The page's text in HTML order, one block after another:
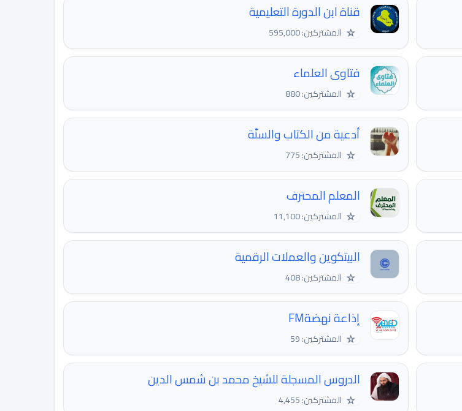
قناة ابن الدورة التعليمية
☆ المشتركين: 595,000
فتاوى العلماء
☆ المشتركين: 880
أدعية من الكتاب والسنّة
☆ المشتركين: 775
المعلم المحترف ‍
☆ المشتركين: 11,100
البيتكوين والعملات الرقمية
☆ المشتركين: 408
إذاعة نهضةFM
☆ المشتركين: 59
الدروس المسجلة للشيخ محمد بن شمس الدين
☆ المشتركين: 4,455